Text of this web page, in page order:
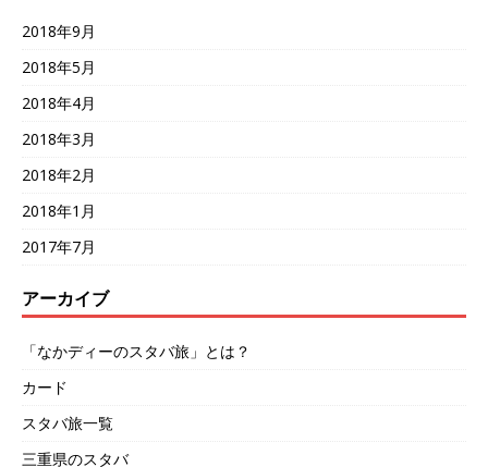
2018年9月
2018年5月
2018年4月
2018年3月
2018年2月
2018年1月
2017年7月
アーカイブ
「なかディーのスタバ旅」とは？
カード
スタバ旅一覧
三重県のスタバ